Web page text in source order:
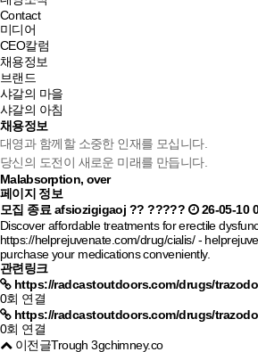
Contact
미디어
CEO칼럼
채용정보
브랜드
샤갈의 마을
샤갈의 아침
채용정보
대영과 함께할 소중한 인재를 모십니다.
당신의 도전이 새로운 미래를 만듭니다.
Malabsorption, over
페이지 정보
모집 종료 afsiozigigaoj ?? ?????
26-05-10
Discover affordable treatments for erectile
https://helprejuvenate.com/drug/cialis/-
purchase your medications conveniently.
관련링크
https://radcastoutdoors.com/drugs/
0회 연결
https://radcastoutdoors.com/drugs/
0회 연결
이전글Trough 3gchimney.co